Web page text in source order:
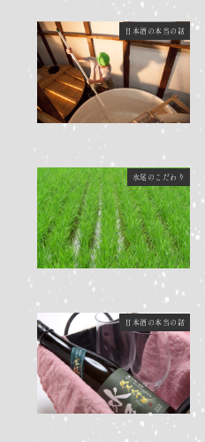
日本酒の本当の話
水尾のこだわり
日本酒の本当の話